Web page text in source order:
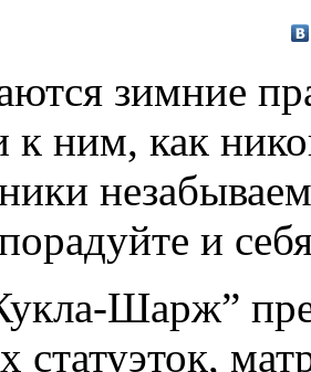
зимние
к ним, как
и
Шарж”
статуэток,